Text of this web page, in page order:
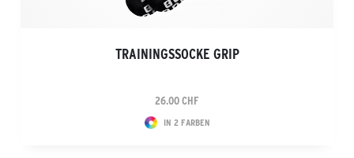
TRAININGSSOCKE GRIP
26.00 CHF
IN 2 FARBEN